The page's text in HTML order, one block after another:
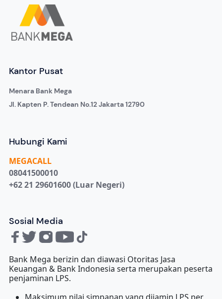
Kantor Pusat
Menara Bank Mega
Jl. Kapten P. Tendean No.12 Jakarta 12790
Hubungi Kami
MEGACALL
08041500010
+62 21 29601600 (Luar Negeri)
Sosial Media
Bank Mega berizin dan diawasi Otoritas Jasa
Keuangan & Bank Indonesia serta merupakan peserta
penjaminan LPS.